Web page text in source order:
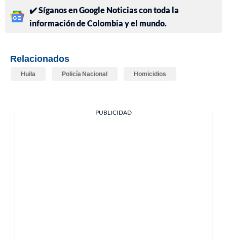
✔️ Síganos en Google Noticias con toda la
información de Colombia y el mundo.
Relacionados
Huila Policía Nacional Homicidios
PUBLICIDAD